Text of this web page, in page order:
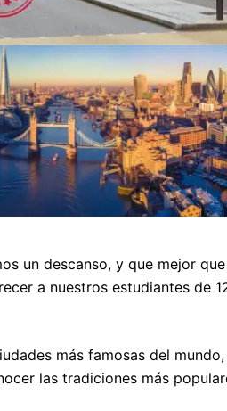
un descanso, y que mejor que
a nuestros estudiantes de
más famosas del mundo,
las tradiciones más